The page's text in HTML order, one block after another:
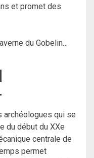
et promet des
du Gobelin…
archéologues qui se
du début du XXe
centrale de
permet